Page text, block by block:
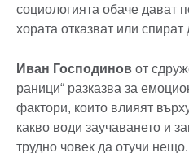
социологията обаче дават
хората отказват или
Иван Господинов от
раници“ разказва за
фактори, които влияят
какво води заучаването и
трудно човек да отучи